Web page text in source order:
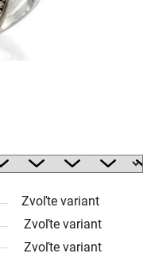
Zvoľte variant
Zvoľte variant
Zvoľte variant